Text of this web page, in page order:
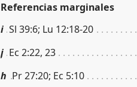
Referencias marginales
i Sl 39:6; Lu 12:18-20
j Ec 2:22, 23
h Pr 27:20; Ec 5:10